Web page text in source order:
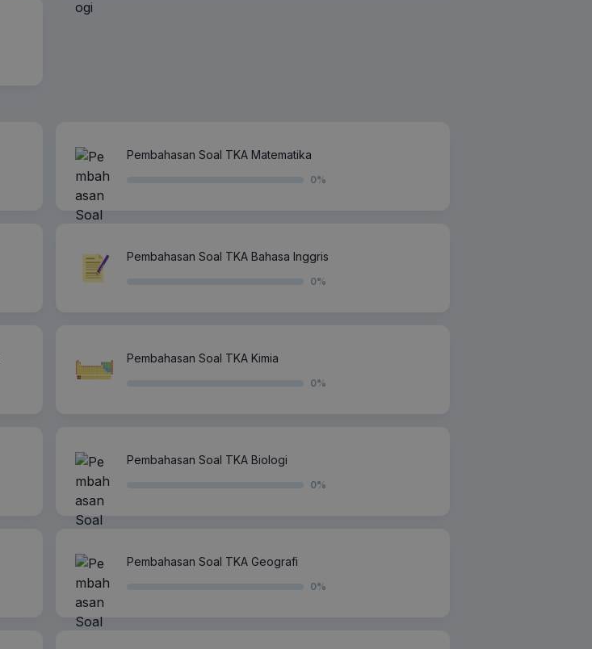
Pembahasan Soal TKA Matematika
0%
Pembahasan Soal TKA Bahasa Inggris
0%
Pembahasan Soal TKA Kimia
0%
Pembahasan Soal TKA Biologi
0%
Pembahasan Soal TKA Geografi
0%